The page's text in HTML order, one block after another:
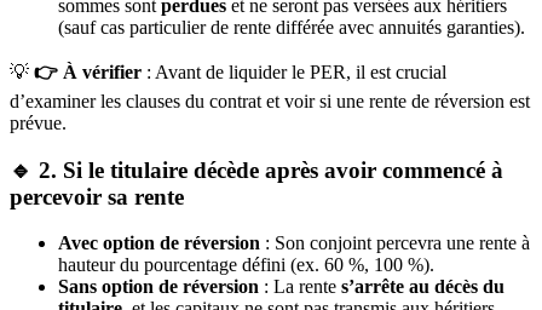
sommes sont perdues et ne seront pas versées aux héritiers
(sauf cas particulier de rente différée avec annuités garanties).
💡 👉 À vérifier : Avant de liquider le PER, il est crucial
d’examiner les clauses du contrat et voir si une rente de réversion est
prévue.
🔹 2. Si le titulaire décède après avoir commencé à
percevoir sa rente
Avec option de réversion : Son conjoint percevra une rente à
hauteur du pourcentage défini (ex. 60 %, 100 %).
Sans option de réversion : La rente s’arrête au décès du